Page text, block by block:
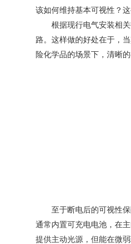
该如何维持基本可视性？
根据现行电气安装相关
路。这样做的好处在于，
险化学品的场景下，清晰
至于断电后的可视性保
通常内置可充电电池，在
提供主动光源，但能在微